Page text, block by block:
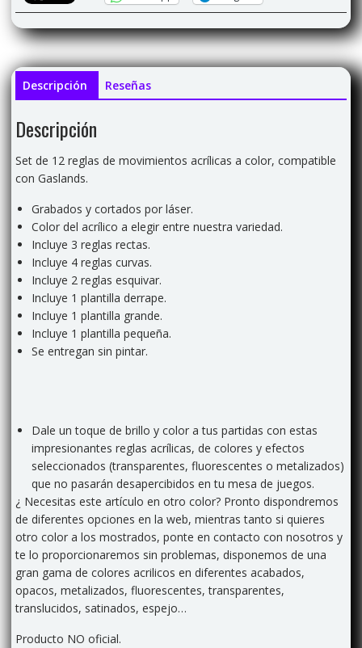
Descripción Reseñas
Descripción
Set de 12 reglas de movimientos acrílicas a color, compatible
con Gaslands.
Grabados y cortados por láser.
Color del acrílico a elegir entre nuestra variedad.
Incluye 3 reglas rectas.
Incluye 4 reglas curvas.
Incluye 2 reglas esquivar.
Incluye 1 plantilla derrape.
Incluye 1 plantilla grande.
Incluye 1 plantilla pequeña.
Se entregan sin pintar.
Dale un toque de brillo y color a tus partidas con estas
impresionantes reglas acrílicas, de colores y efectos
seleccionados (transparentes, fluorescentes o metalizados)
que no pasarán desapercibidos en tu mesa de juegos.
¿ Necesitas este artículo en otro color? Pronto dispondremos
de diferentes opciones en la web, mientras tanto si quieres
otro color a los mostrados, ponte en contacto con nosotros y
te lo proporcionaremos sin problemas, disponemos de una
gran gama de colores acrilicos en diferentes acabados,
opacos, metalizados, fluorescentes, transparentes,
translucidos, satinados, espejo…
Producto NO oficial.